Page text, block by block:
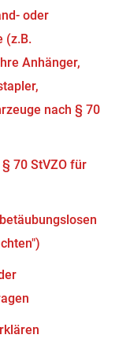
oder
(z.B.
Anhänger,
nach § 70
70 StVZO für